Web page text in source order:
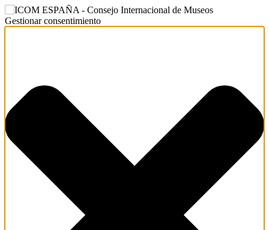
Gestionar consentimiento